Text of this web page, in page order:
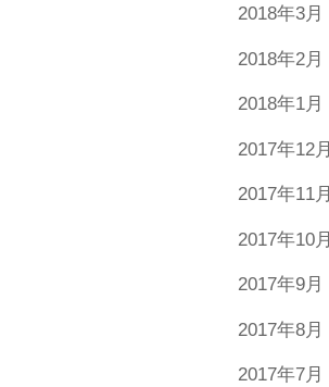
2018年3月
2018年2月
2018年1月
2017年12月
2017年11月
2017年10月
2017年9月
2017年8月
2017年7月